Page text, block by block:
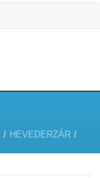
/ HEVEDERZÁR /